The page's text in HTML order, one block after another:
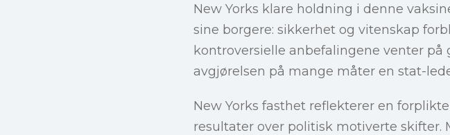
New Yorks klare holdning i denne
sine borgere: sikkerhet og vitenskap
kontroversielle anbefalingene venter
avgjørelsen på mange måter en stat-
New Yorks fasthet reflekterer en
resultater over politisk motiverte skifter.